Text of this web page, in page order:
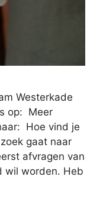
Westerkade
op: Meer
Hoe vind je
gaat naar
afvragen van
wil worden. Heb